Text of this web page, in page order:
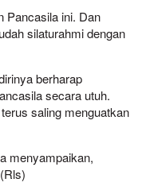
Pancasila ini. Dan
silaturahmi dengan
berharap
secara utuh.
saling menguatkan
menyampaikan,